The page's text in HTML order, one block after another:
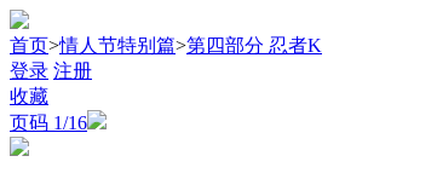
首页>情人节特别篇>第四部分 忍者K
登录 注册
收藏
页码 1/16